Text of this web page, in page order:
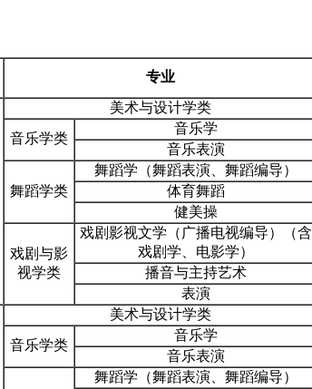
专业
美术与设计学类
音乐学类
音乐学
音乐表演
舞蹈学类
舞蹈学（舞蹈表演、舞蹈编导）
体育舞蹈
健美操
戏剧与影
视学类
戏剧影视文学（广播电视编导）（含
戏剧学、电影学）
播音与主持艺术
表演
美术与设计学类
音乐学类
音乐学
音乐表演
舞蹈学（舞蹈表演、舞蹈编导）